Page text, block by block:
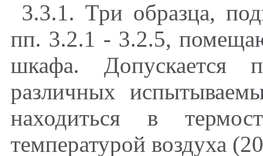
3.3.1. Три образца,
пп. 3.2.1 - 3.2.5,
шкафа. Допускается
различных
находиться в
температурой воздуха